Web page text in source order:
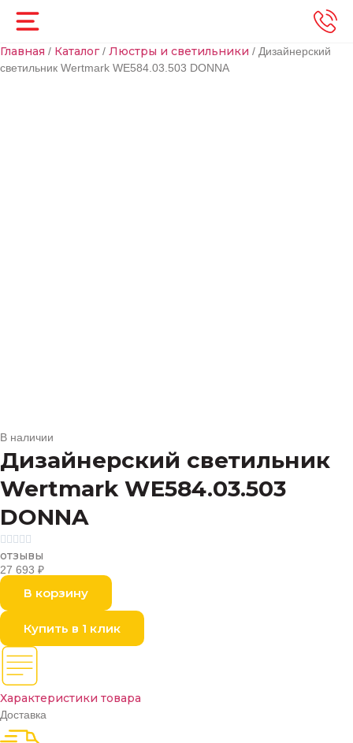
Главная / Каталог/ Люстры и светильники / Дизайнерский
светильник Wertmark WE584.03.503 DONNA
В наличии
Дизайнерский светильник
Wertmark WE584.03.503
DONNA
    
отзывы
27 693 ₽
В корзину
Купить в 1 клик
Характеристики товара
Доставка